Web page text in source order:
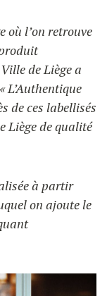
où l’on retrouve
de Liège a
L’Authentique
de ces labellisés
Liège de qualité
à partir
on ajoute le